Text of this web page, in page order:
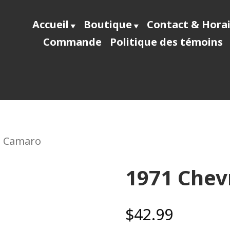
Accueil Boutique
Contact &
Commande
Politique des témoins
1971
$42.99